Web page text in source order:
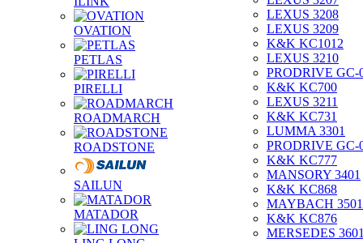
OVATION
PETLAS
PIRELLI
ROADMARCH
ROADSTONE
SAILUN
MATADOR
LEXUS 3208
LEXUS 3209
K&K KC1012
LEXUS 3210
PRODRIVE GC-
K&K KC700
LEXUS 3211
K&K KC731
LUMMA 3301
PRODRIVE GC-
K&K KC777
MANSORY 3401
K&K KC868
MAYBACH 3501
K&K KC876
MERSEDES